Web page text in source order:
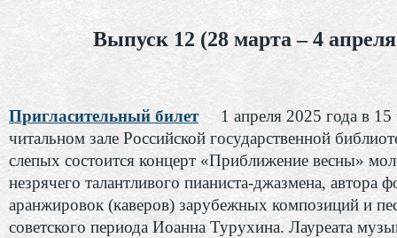
Выпуск 12 (28 марта – 4
Пригласительный билет
1 апреля 2025 года в 15
читальном зале Российской государственной
слепых состоится концерт «Приближение весны»
незрячего талантливого пианиста-джазмена, автора
аранжировок (каверов) зарубежных композиций и
советского периода Иоанна Турухина. Лауреата